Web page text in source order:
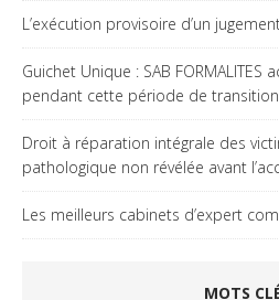
L’exécution provisoire d’un
Guichet Unique : SAB
pendant cette période de transition
Droit à réparation intégrale des
pathologique non révélée avant
Les meilleurs cabinets d’expert
MOTS